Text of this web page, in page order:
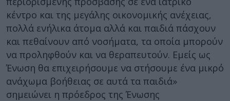
κέντρο και της μεγάλης οικονομικής ανέχειας,
πολλά ενήλικα άτομα αλλά και παιδιά πάσχουν
και πεθαίνουν από νοσήματα, τα οποία μπορούν
να προληφθούν και να θεραπευτούν. Εμείς ως
Ένωση θα επιχειρήσουμε να στήσουμε ένα μικρό
ανάχωμα βοήθειας σε αυτά τα παιδιά»
σημειώνει η πρόεδρος της Ένωσης